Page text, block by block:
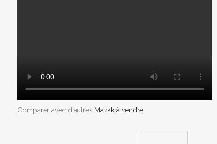
Comparer avec d'autres Mazak à vendre